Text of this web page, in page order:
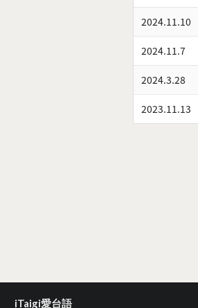
2024.11.10
2024.11.7
2024.3.28
2023.11.13
iTaigi愛台語